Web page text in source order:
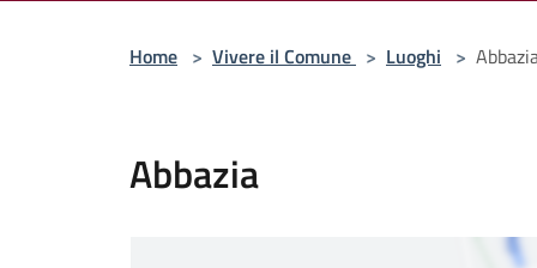
Home > Vivere il Comune > Luoghi >
Abbazia